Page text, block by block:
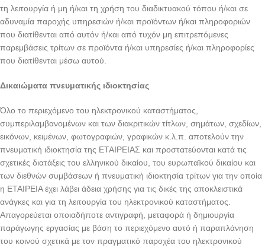
τη λειτουργία ή μη ή/και τη χρήση του διαδικτυακού τόπου ή/και σε
αδυναμία παροχής υπηρεσιών ή/και προϊόντων ή/και πληροφοριών
που διατίθενται από αυτόν ή/και από τυχόν μη επιτρεπόμενες
παρεμβάσεις τρίτων σε προϊόντα ή/και υπηρεσίες ή/και πληροφορίες
που διατίθενται μέσω αυτού.
Δικαιώματα πνευματικής ιδιοκτησίας
Όλο το περιεχόμενο του ηλεκτρονικού καταστήματος,
συμπεριλαμβανομένων και των διακριτικών τίτλων, σημάτων, σχεδίων,
εικόνων, κειμένων, φωτογραφιών, γραφικών κ.λ.π. αποτελούν την
πνευματική ιδιοκτησία της ΕΤΑΙΡΕΙΑΣ και προστατεύονται κατά τις
σχετικές διατάξεις του ελληνικού δικαίου, του ευρωπαϊκού δικαίου και
των διεθνών συμβάσεων ή πνευματική ιδιοκτησία τρίτων για την οποία
η ΕΤΑΙΡΕΙΑ έχει λάβει άδεια χρήσης για τις δικές της αποκλειστικά
ανάγκες και για τη λειτουργία του ηλεκτρονικού καταστήματος.
Απαγορεύεται οποιαδήποτε αντιγραφή, μεταφορά ή δημιουργία
παράγωγης εργασίας με βάση το περιεχόμενο αυτό ή παραπλάνηση
του κοινού σχετικά με τον πραγματικό παροχέα του ηλεκτρονικού